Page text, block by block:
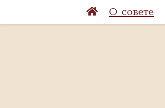
О совете